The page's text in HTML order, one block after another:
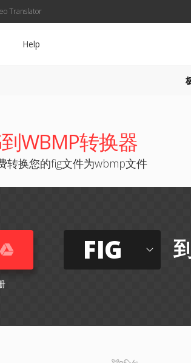
Translator
Help
到WBMP转换器
转换您的fig文件为wbmp文件
FIG